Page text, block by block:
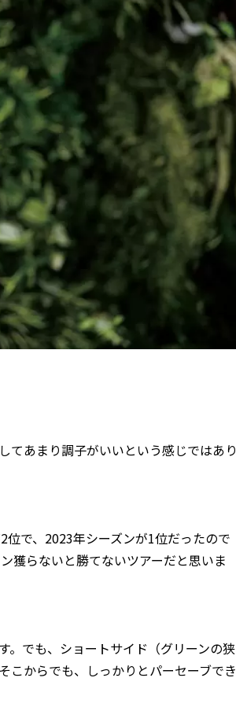
てあまり調子がいいという感じではあり
で、2023年シーズンが1位だったので
獲らないと勝てないツアーだと思いま
。でも、ショートサイド（グリーンの狭
こからでも、しっかりとパーセーブでき